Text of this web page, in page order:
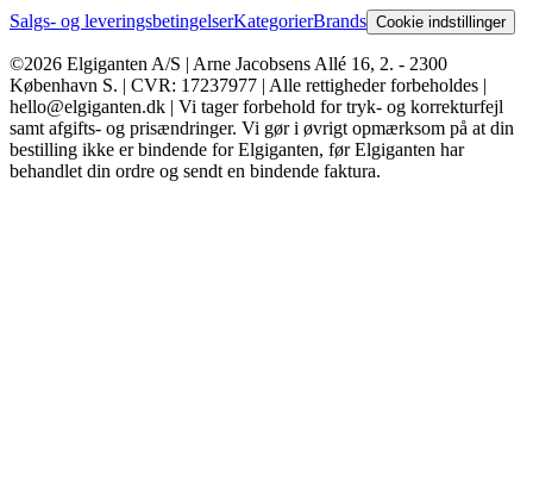
Salgs- og leveringsbetingelserKategorierBrands Cookie indstillinger
©2026 Elgiganten A/S | Arne Jacobsens Allé 16, 2. - 2300
København S. | CVR: 17237977 | Alle rettigheder forbeholdes |
hello@elgiganten.dk | Vi tager forbehold for tryk- og korrekturfejl
samt afgifts- og prisændringer. Vi gør i øvrigt opmærksom på at din
bestilling ikke er bindende for Elgiganten, før Elgiganten har
behandlet din ordre og sendt en bindende faktura.